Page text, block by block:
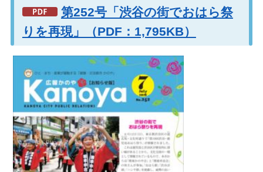
第252号「渋谷の街でおはら祭
りを再現」（PDF：1,795KB）